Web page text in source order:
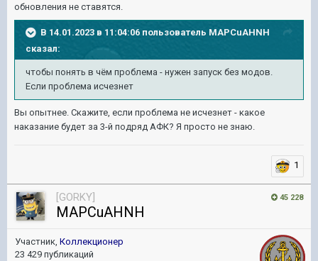
обновления не ставятся.
В 14.01.2023 в 11:04:06 пользователь MAPCuAHNH
сказал:
чтобы понять в чём проблема - нужен запуск без модов.
Если проблема исчезнет
Вы опытнее. Скажите, если проблема не исчезнет - какое
наказание будет за 3-й подряд АФК? Я просто не знаю.
1
45 228
[GORKY]
MAPCuAHNH
Участник, Коллекционер
23 429 публикаций